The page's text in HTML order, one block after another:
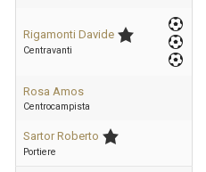
Rigamonti Davide
Centravanti
Rosa Amos
Centrocampista
Sartor Roberto
Portiere